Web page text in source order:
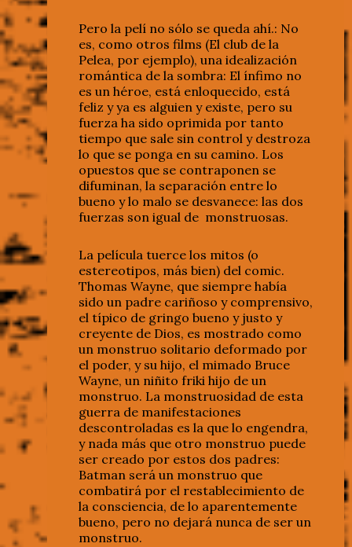
Pero la pelí no sólo se queda ahí.: No
es, como otros films (El club de la
Pelea, por ejemplo), una idealización
romántica de la sombra: El ínfimo no
es un héroe, está enloquecido, está
feliz y ya es alguien y existe, pero su
fuerza ha sido oprimida por tanto
tiempo que sale sin control y destroza
lo que se ponga en su camino. Los
opuestos que se contraponen se
difuminan, la separación entre lo
bueno y lo malo se desvanece: las dos
fuerzas son igual de monstruosas.
La película tuerce los mitos (o
estereotipos, más bien) del comic.
Thomas Wayne, que siempre había
sido un padre cariñoso y comprensivo,
el típico de gringo bueno y justo y
creyente de Dios, es mostrado como
un monstruo solitario deformado por
el poder, y su hijo, el mimado Bruce
Wayne, un niñito friki hijo de un
monstruo. La monstruosidad de esta
guerra de manifestaciones
descontroladas es la que lo engendra,
y nada más que otro monstruo puede
ser creado por estos dos padres:
Batman será un monstruo que
combatirá por el restablecimiento de
la consciencia, de lo aparentemente
bueno, pero no dejará nunca de ser un
monstruo.